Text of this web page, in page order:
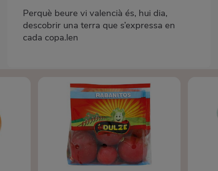
Perquè beure vi valencià és, hui dia,
descobrir una terra que s’expressa en
cada copa.len